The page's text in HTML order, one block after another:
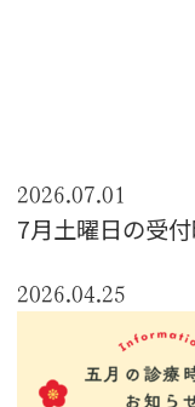
2026.07.01
7月土曜日の受
2026.04.25